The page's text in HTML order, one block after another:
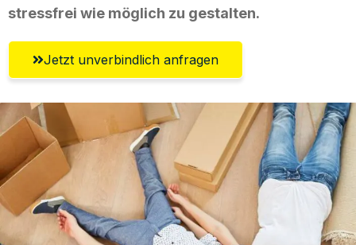
stressfrei wie möglich zu gestalten.
Jetzt unverbindlich anfragen